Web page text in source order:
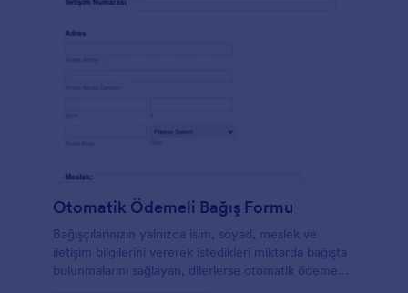
Otomatik Ödemeli Bağış Formu
Bağışçılarınızın yalnızca isim, soyad, meslek ve
iletişim bilgilerini vererek istedikleri miktarda bağışta
bulunmalarını sağlayan, dilerlerse otomatik ödeme